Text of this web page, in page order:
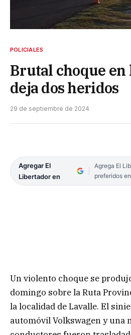
POLICIALES
Brutal choque en
deja dos heridos
29 de septiembre de 2024
Agregar El
Libertador en
Agrega El
preferidos
Un violento choque se
domingo sobre la Ruta
la localidad de Lavalle. El
automóvil Volkswagen y una